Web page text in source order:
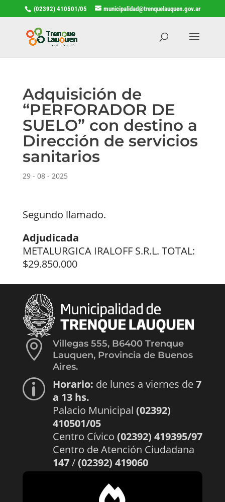
(02392) 410501/05 municipalidad@trenquelauquen.gov.ar
Adquisición de
“PERFORADOR DE
SUELO” con destino a
Dirección de servicios
sanitarios
29 - 08 - 2025
Segundo llamado.
Adjudicada
METALURGICA IRALOFF S.R.L. TOTAL:
$29.850.000

Villegas 555, B6400 Trenque
Lauquen, Provincia de Buenos
Aires.
p Horario: de lunes a viernes de7
a 13 hs.
Palacio Municipal (02392)
410501/05
Centro Cívico (02392) 419395/97
Centro de Atención Ciudadana
147/(02392) 419060